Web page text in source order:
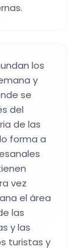
los
y
se
del
de las
forma a
vez
el área
las
y las
turistas y